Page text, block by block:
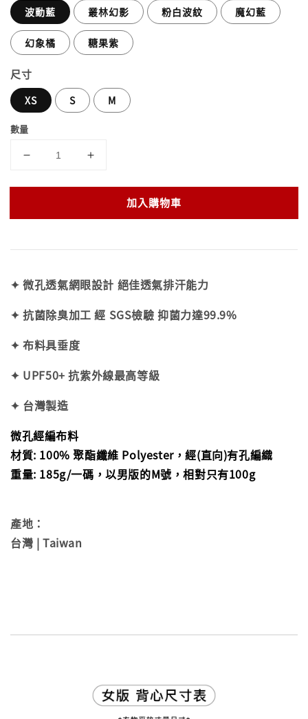
波動藍 叢林幻影 粉白波紋 魔幻藍
幻象橘 糖果紫
尺寸
XS S M
數量
加入購物車
✦ 微孔透氣網眼設計 絕佳透氣排汗能力
✦ 抗菌除臭加工 經 SGS檢驗 抑菌力達99.9%
✦ 布料具垂度
✦ UPF50+ 抗紫外線最高等級
✦ 台灣製造
微孔經編布料
材質: 100% 聚酯纖維 Polyester，經(直向)有孔編織
重量: 185g/一碼，以男版的M號，相對只有100g
產地：
台灣 | Taiwan